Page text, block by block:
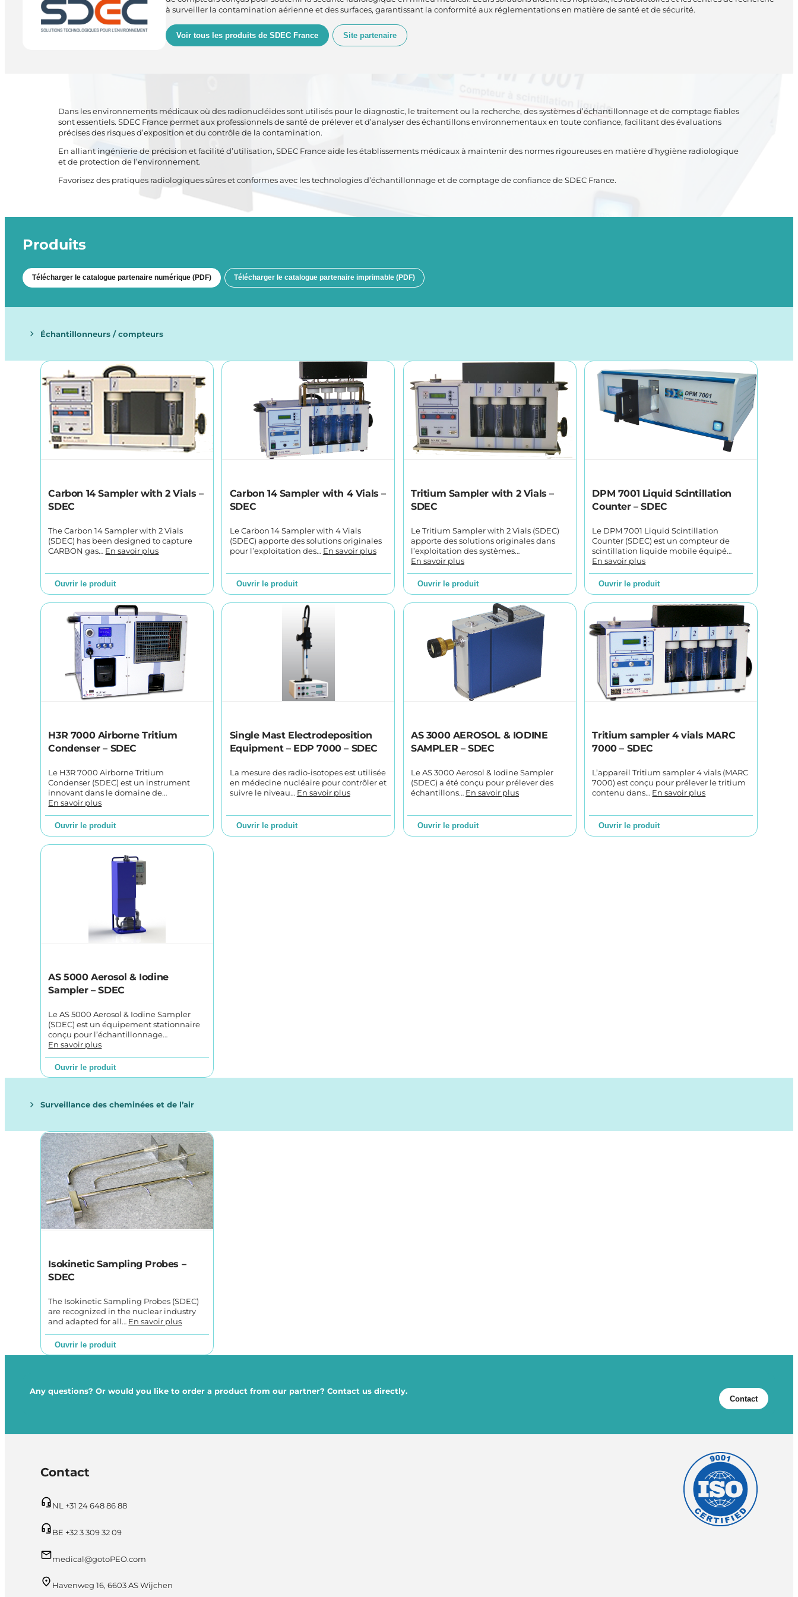
à surveiller la contamination aérienne et des surfaces, garantissant la conformité aux réglementations en matière de santé et de sécurité.
Voir tous les produits de SDEC France Site partenaire
Dans les environnements médicaux où des radionucléides sont utilisés pour le diagnostic, le traitement ou la recherche, des systèmes d’échantillonnage et de comptage fiables
sont essentiels. SDEC France permet aux professionnels de santé de prélever et d’analyser des échantillons environnementaux en toute confiance, facilitant des évaluations
précises des risques d’exposition et du contrôle de la contamination.
En alliant ingénierie de précision et facilité d’utilisation, SDEC France aide les établissements médicaux à maintenir des normes rigoureuses en matière d’hygiène radiologique
et de protection de l’environnement.
Favorisez des pratiques radiologiques sûres et conformes avec les technologies d’échantillonnage et de comptage de confiance de SDEC France.
Produits
Télécharger le catalogue partenaire numérique (PDF) Télécharger le catalogue partenaire imprimable (PDF)
Échantillonneurs / compteurs
Carbon 14 Sampler with 2 Vials –
SDEC
The Carbon 14 Sampler with 2 Vials
(SDEC) has been designed to capture
CARBON gas… En savoir plus
Ouvrir le produit
Carbon 14 Sampler with 4 Vials –
SDEC
Le Carbon 14 Sampler with 4 Vials
(SDEC) apporte des solutions originales
pour l’exploitation des… En savoir plus
Ouvrir le produit
Tritium Sampler with 2 Vials –
SDEC
Le Tritium Sampler with 2 Vials (SDEC)
apporte des solutions originales dans
l’exploitation des systèmes…
En savoir plus
Ouvrir le produit
DPM 7001 Liquid Scintillation
Counter – SDEC
Le DPM 7001 Liquid Scintillation
Counter (SDEC) est un compteur de
scintillation liquide mobile équipé…
En savoir plus
Ouvrir le produit
H3R 7000 Airborne Tritium
Condenser – SDEC
Le H3R 7000 Airborne Tritium
Condenser (SDEC) est un instrument
innovant dans le domaine de…
En savoir plus
Ouvrir le produit
Single Mast Electrodeposition
Equipment – EDP 7000 – SDEC
La mesure des radio-isotopes est utilisée
en médecine nucléaire pour contrôler et
suivre le niveau… En savoir plus
Ouvrir le produit
AS 3000 AEROSOL & IODINE
SAMPLER – SDEC
Le AS 3000 Aerosol & Iodine Sampler
(SDEC) a été conçu pour prélever des
échantillons… En savoir plus
Ouvrir le produit
Tritium sampler 4 vials MARC
7000 – SDEC
L’appareil Tritium sampler 4 vials (MARC
7000) est conçu pour prélever le tritium
contenu dans… En savoir plus
Ouvrir le produit
AS 5000 Aerosol & Iodine
Sampler – SDEC
Le AS 5000 Aerosol & Iodine Sampler
(SDEC) est un équipement stationnaire
conçu pour l’échantillonnage…
En savoir plus
Ouvrir le produit
Surveillance des cheminées et de l’air
Isokinetic Sampling Probes –
SDEC
The Isokinetic Sampling Probes (SDEC)
are recognized in the nuclear industry
and adapted for all… En savoir plus
Ouvrir le produit
Any questions? Or would you like to order a product from our partner? Contact us directly.
Contact
Contact
NL +31 24 648 86 88
BE +32 3 309 32 09
medical@gotoPEO.com
Havenweg 16, 6603 AS Wijchen